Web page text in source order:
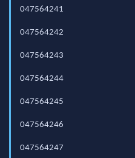
047564241
047564242
047564243
047564244
047564245
047564246
047564247